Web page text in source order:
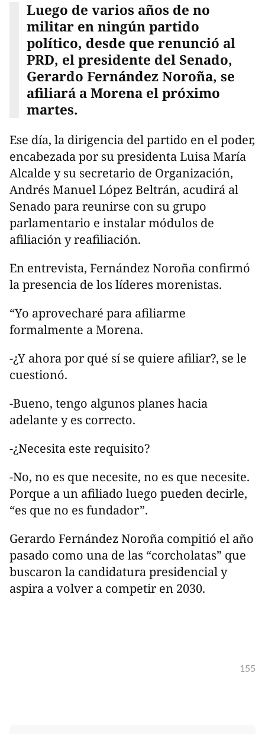
Luego de varios años de no
militar en ningún partido
político, desde que renunció al
PRD, el presidente del Senado,
Gerardo Fernández Noroña, se
afiliará a Morena el próximo
martes.
Ese día, la dirigencia del partido en el poder,
encabezada por su presidenta Luisa María
Alcalde y su secretario de Organización,
Andrés Manuel López Beltrán, acudirá al
Senado para reunirse con su grupo
parlamentario e instalar módulos de
afiliación y reafiliación.
En entrevista, Fernández Noroña confirmó
la presencia de los líderes morenistas.
“Yo aprovecharé para afiliarme
formalmente a Morena.
-¿Y ahora por qué sí se quiere afiliar?, se le
cuestionó.
-Bueno, tengo algunos planes hacia
adelante y es correcto.
-¿Necesita este requisito?
-No, no es que necesite, no es que necesite.
Porque a un afiliado luego pueden decirle,
“es que no es fundador”.
Gerardo Fernández Noroña compitió el año
pasado como una de las “corcholatas” que
buscaron la candidatura presidencial y
aspira a volver a competir en 2030.
155